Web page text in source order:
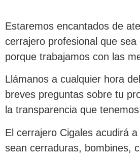
Estaremos encantados de
cerrajero profesional que
porque trabajamos con las
Llámanos a cualquier hora
breves preguntas sobre tu
la transparencia que
El cerrajero Cigales acudirá
sean cerraduras, bombines,